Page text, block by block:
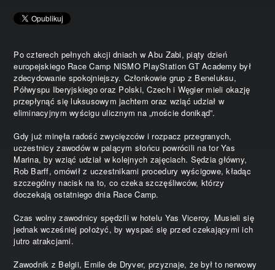
Po czterech pełnych akcji dniach w Abu Zabi, piąty dzień
europejskiego Race Camp NISMO PlayStation GT Academy był
zdecydowanie spokojniejszy. Członkowie grup z Beneluksu,
Półwyspu Iberyjskiego oraz Polski, Czech i Węgier mieli okazję
przepłynąć się luksusowym jachtem oraz wziąć udział w
eliminacyjnym wyścigu ulicznym na „moście donikąd”.
Gdy już minęła radość zwycięzców i rozpacz przegranych,
uczestnicy zawodów w palącym słońcu powrócili na tor Yas
Marina, by wziąć udział w kolejnych zajęciach. Sędzia główny,
Rob Barff, omówił z uczestnikami procedury wyścigowe, kładąc
szczególny nacisk na to, co czeka szczęśliwców, którzy
doczekają ostatniego dnia Race Camp.
Czas wolny zawodnicy spędzili w hotelu Yas Viceroy. Musieli się
jednak wcześniej położyć, by wyspać się przed czekającymi ich
jutro atrakcjami.
Zawodnik z Belgii, Emile de Dryver, przyznaje, że był to nerwowy